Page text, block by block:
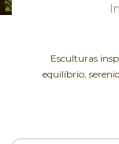
Esculturas
equilíbrio,